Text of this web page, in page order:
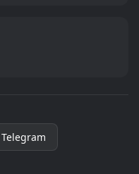
Telegram